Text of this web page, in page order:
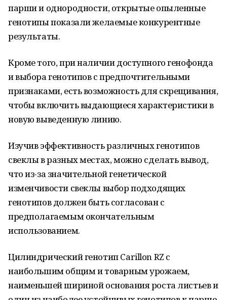
парши и однородности, открытые опыленные
генотипы показали желаемые конкурентные
результаты.
Кроме того, при наличии доступного генофонда
и выбора генотипов с предпочтительными
признаками, есть возможность для скрещивания,
чтобы включить выдающиеся характеристики в
новую выведенную линию.
Изучив эффективность различных генотипов
свеклы в разных местах, можно сделать вывод,
что из-за значительной генетической
изменчивости свеклы выбор подходящих
генотипов должен быть согласован с
предполагаемым окончательным
использованием.
Цилиндрический генотип Carillon RZ с
наибольшим общим и товарным урожаем,
наименьшей шириной основания роста листьев и